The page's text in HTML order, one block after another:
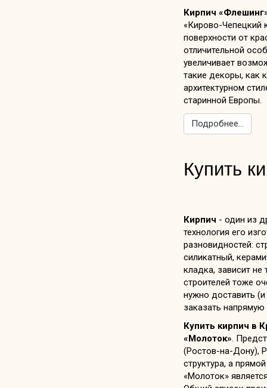
Кирпич
«Кирово-Чепецкий
поверхности от
отличительной
увеличивает
такие декоры, как
архитектурном
старинной Европы.
Подробнее...
Купить
Кирпич - один из
технология его
разновидностей:
силикатный,
кладка, зависит
строителей тоже
нужно доставить
заказать
Купить кирпич в
«Молоток».
(Ростов-на-Дону),
структура, а
«Молоток»